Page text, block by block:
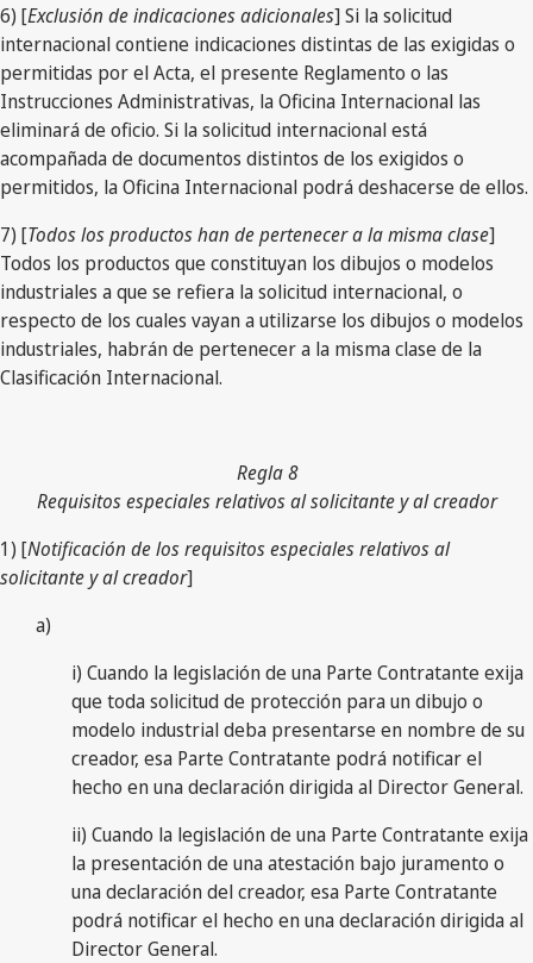
6) [Exclusión de indicaciones adicionales] Si la solicitud
internacional contiene indicaciones distintas de las exigidas o
permitidas por el Acta, el presente Reglamento o las
Instrucciones Administrativas, la Oficina Internacional las
eliminará de oficio. Si la solicitud internacional está
acompañada de documentos distintos de los exigidos o
permitidos, la Oficina Internacional podrá deshacerse de ellos.
7) [Todos los productos han de pertenecer a la misma clase]
Todos los productos que constituyan los dibujos o modelos
industriales a que se refiera la solicitud internacional, o
respecto de los cuales vayan a utilizarse los dibujos o modelos
industriales, habrán de pertenecer a la misma clase de la
Clasificación Internacional.
Regla 8
Requisitos especiales relativos al solicitante y al creador
1) [Notificación de los requisitos especiales relativos al
solicitante y al creador]
a)
i) Cuando la legislación de una Parte Contratante exija
que toda solicitud de protección para un dibujo o
modelo industrial deba presentarse en nombre de su
creador, esa Parte Contratante podrá notificar el
hecho en una declaración dirigida al Director General.
ii) Cuando la legislación de una Parte Contratante exija
la presentación de una atestación bajo juramento o
una declaración del creador, esa Parte Contratante
podrá notificar el hecho en una declaración dirigida al
Director General.